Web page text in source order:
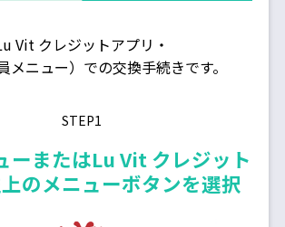
Vit クレジットアプリ・
メニュー）での交換手続きです。
STEP1
ーまたはLu Vit クレジット
のメニューボタンを選択